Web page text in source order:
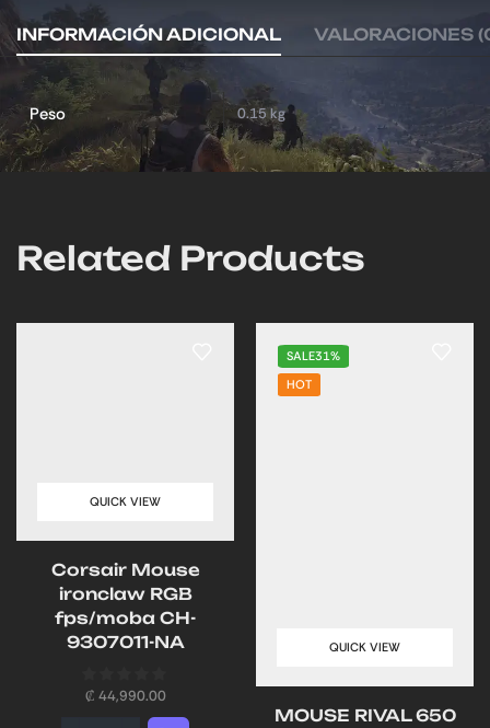
INFORMACIÓN ADICIONAL VALORACIONES
Peso 0.15 kg
Related Products
QUICK VIEW
Corsair Mouse
ironclaw RGB
fps/moba CH-
9307011-NA
₡ 44,990.00
SALE31%
HOT
QUICK VIEW
MOUSE RIVAL 650